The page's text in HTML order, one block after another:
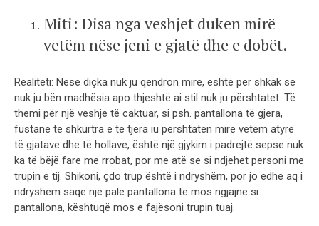
Miti: Disa nga veshjet duken mirë
vetëm nëse jeni e gjatë dhe e dobët.
Realiteti: Nëse diçka nuk ju qëndron mirë, është për shkak se
nuk ju bën madhësia apo thjeshtë ai stil nuk ju përshtatet. Të
themi për një veshje të caktuar, si psh. pantallona të gjera,
fustane të shkurtra e të tjera iu përshtaten mirë vetëm atyre
të gjatave dhe të hollave, është një gjykim i padrejtë sepse nuk
ka të bëjë fare me rrobat, por me atë se si ndjehet personi me
trupin e tij. Shikoni, çdo trup është i ndryshëm, por jo edhe aq i
ndryshëm saqë një palë pantallona të mos ngjajnë si
pantallona, kështuqë mos e fajësoni trupin tuaj.